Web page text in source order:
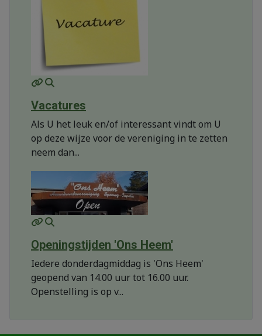
MOD_JTCS_VIEW_ARTICLE_LINK
Vacatures
Als U het leuk en/of interessant vindt om U
op deze wijze voor de vereniging in te zetten
neem dan...
MOD_JTCS_VIEW_ARTICLE_LINK
Openingstijden 'Ons Heem'
Iedere donderdagmiddag is 'Ons Heem'
geopend van 14.00 uur tot 16.00 uur.
Openstelling is op v...